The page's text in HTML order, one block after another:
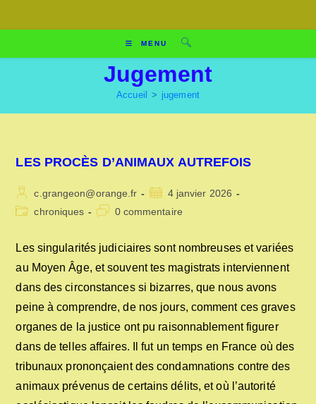
MENU
Jugement
Accueil > jugement
LES PROCÈS D’ANIMAUX AUTREFOIS
Auteur/autrice
de
c.grangeon@orange.fr
Publication
publiée :
4 janvier 2026
Postchroniques
Commentaires
publication :
0 commentaire
Les singularités judiciaires sont nombreuses et variées
au Moyen Âge, et souvent tes magistrats interviennent
dans des circonstances si bizarres, que nous avons
peine à comprendre, de nos jours, comment ces graves
organes de la justice ont pu raisonnablement figurer
dans de telles affaires. Il fut un temps en France où des
tribunaux prononçaient des condamnations contre des
animaux prévenus de certains délits, et où l’autorité